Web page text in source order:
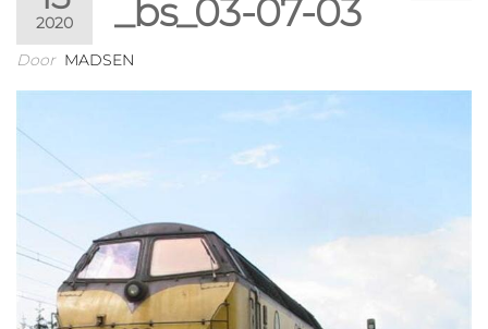
2020
_bs_03-07-03
Door MADSEN